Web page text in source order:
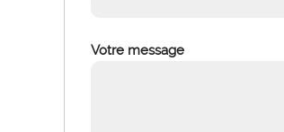
Votre message